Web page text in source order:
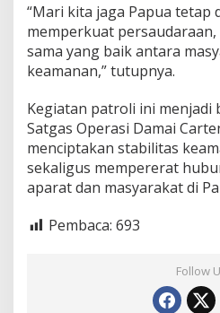
“Mari kita jaga Papua tetap
memperkuat
sama yang baik antara
keamanan,” tutupnya.
Kegiatan patroli ini menjadi
Satgas Operasi Damai
menciptakan stabilitas
sekaligus mempererat
aparat dan masyarakat di
Pembaca: 693
Follow